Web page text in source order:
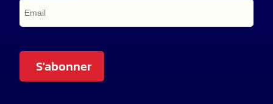
S'abonner